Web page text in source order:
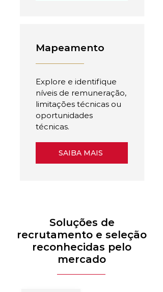
Mapeamento
Explore e identifique
níveis de remuneração,
limitações técnicas ou
oportunidades
técnicas.
SAIBA MAIS
Soluções de
recrutamento e seleção
reconhecidas pelo
mercado